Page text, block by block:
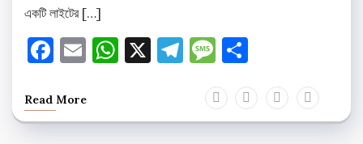
একটি লাইটের […]
Facebook
EmailWhatsApp
X Telegram
Message
Read More